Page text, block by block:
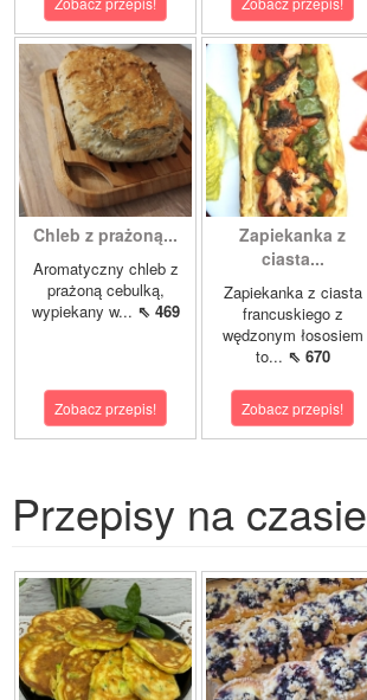
Chleb z prażoną...
Aromatyczny chleb z
prażoną cebulką,
wypiekany w... ⇖ 469
Zobacz przepis!
Zapiekanka z
ciasta...
Zapiekanka z ciasta
francuskiego z
wędzonym łososiem
to... ⇖ 670
Zobacz przepis!
Przepisy na czasie